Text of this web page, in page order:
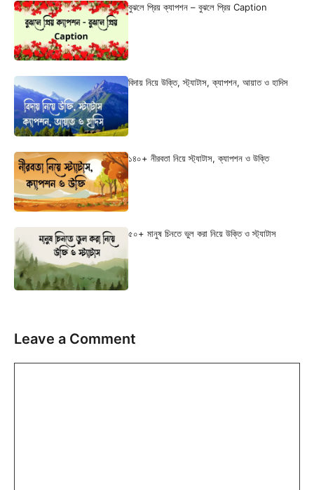
বুঝলে প্রিয় ক্যাপশন – বুঝলে প্রিয় Caption
বিদায় নিয়ে উক্তি, স্ট্যাটাস, ক্যাপশন, আয়াত ও হাদিস
১৪০+ নীরবতা নিয়ে স্ট্যাটাস, ক্যাপশন ও উক্তি
৫০+ মানুষ চিনতে ভুল করা নিয়ে উক্তি ও স্ট্যাটাস
Leave a Comment